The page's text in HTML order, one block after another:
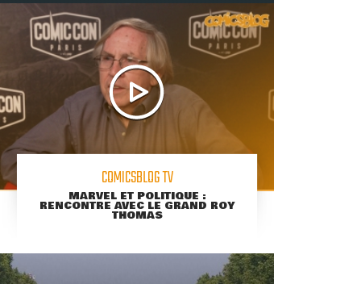
COMICSBLOG TV
MARVEL ET POLITIQUE :
RENCONTRE AVEC LE GRAND ROY
THOMAS